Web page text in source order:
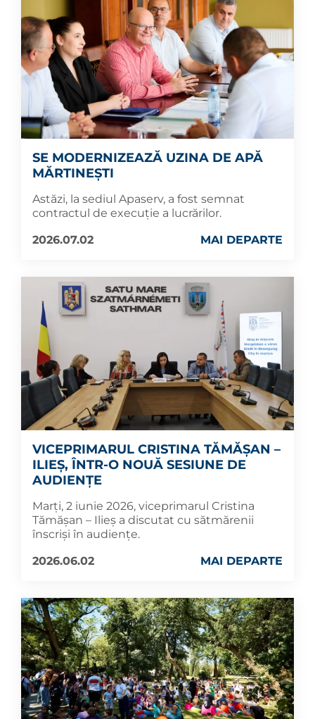
SE MODERNIZEAZĂ UZINA DE APĂ
MĂRTINEȘTI
Astăzi, la sediul Apaserv, a fost semnat
contractul de execuție a lucrărilor.
2026.07.02
MAI DEPARTE
VICEPRIMARUL CRISTINA TĂMĂȘAN –
ILIEȘ, ÎNTR-O NOUĂ SESIUNE DE
AUDIENȚE
Marți, 2 iunie 2026, viceprimarul Cristina
Tămășan – Ilieș a discutat cu sătmărenii
înscriși în audiențe.
2026.06.02
MAI DEPARTE